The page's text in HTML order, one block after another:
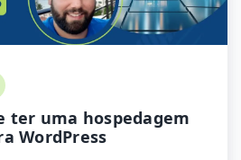
ter uma hospedagem
WordPress